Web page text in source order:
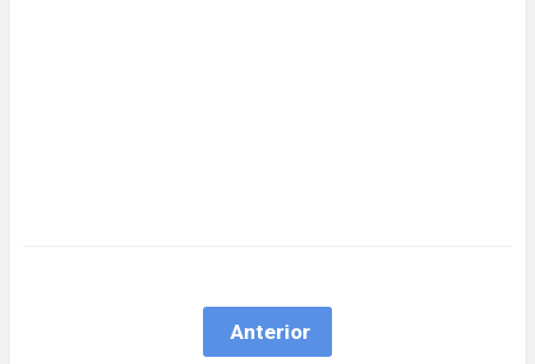
Anterior